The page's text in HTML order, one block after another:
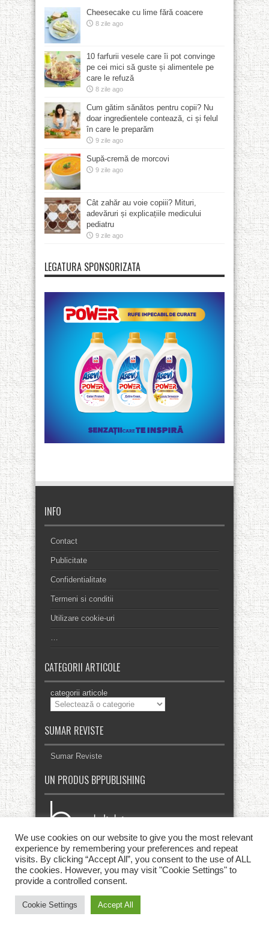
Cheesecake cu lime fără coacere
8 zile ago
10 farfurii vesele care îi pot convinge
pe cei mici să guste și alimentele pe
care le refuză
8 zile ago
Cum gătim sănătos pentru copii? Nu
doar ingredientele contează, ci și felul
în care le preparăm
9 zile ago
Supă-cremă de morcovi
9 zile ago
Cât zahăr au voie copiii? Mituri,
adevăruri și explicațiile medicului
pediatru
9 zile ago
LEGATURA SPONSORIZATA
INFO
Contact
Publicitate
Confidentialitate
Termeni si conditii
Utilizare cookie-uri
…
CATEGORII ARTICOLE
categorii articole
SUMAR REVISTE
Sumar Reviste
UN PRODUS BPPUBLISHING
© Copyright 2013 - 2026, Toate drepturile rezervate. | Revista
We use cookies on our website to give you the most relevant
experience by remembering your preferences and repeat
visits. By clicking “Accept All”, you consent to the use of ALL
the cookies. However, you may visit "Cookie Settings" to
provide a controlled consent.
Cookie Settings Accept All